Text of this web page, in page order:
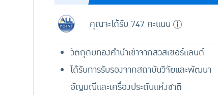
คุณจะได้รับ 747 คะแนน
วัตถุดิบทองคำนำเข้าจากสวิสเซอร์แลนด์
ได้รับการรับรองจากสถาบันวิจัยและพัฒนา
อัญมณีและเครื่องประดับแห่งชาติ